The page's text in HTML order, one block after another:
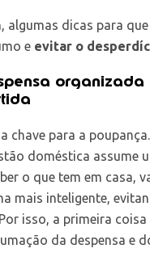
algumas dicas para
e evitar o
organizada
chave para a
doméstica assume
o que tem em casa,
mais inteligente,
isso, a primeira
da despensa e